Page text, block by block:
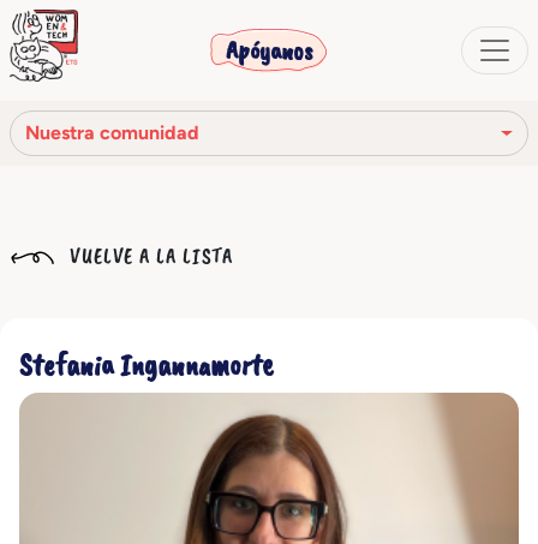
Apóyanos
Nuestra comunidad
Nuestra historia
Código Ético
Nuestra red
Nuestra comunidad
VUELVE A LA LISTA
Stefania Ingannamorte